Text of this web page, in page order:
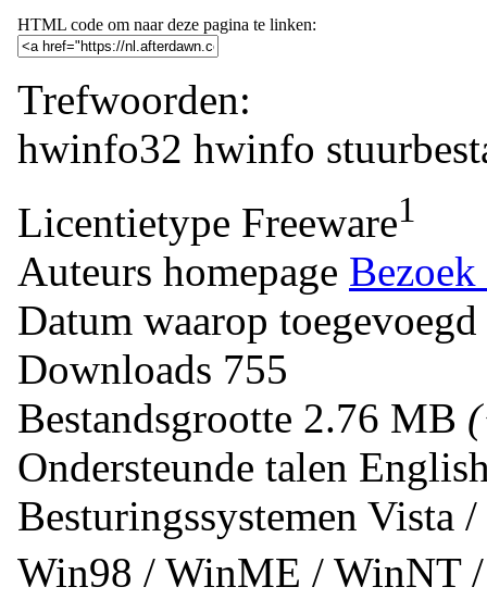
HTML code om naar deze pagina te linken:
Trefwoorden:
hwinfo32 hwinfo
Licentietype Freeware1
Auteurs homepage
Datum waarop toegevoegd
Downloads 755
Bestandsgrootte 2.76 MB
Ondersteunde talen
Besturingssystemen Vista
Win98 / WinME / WinNT